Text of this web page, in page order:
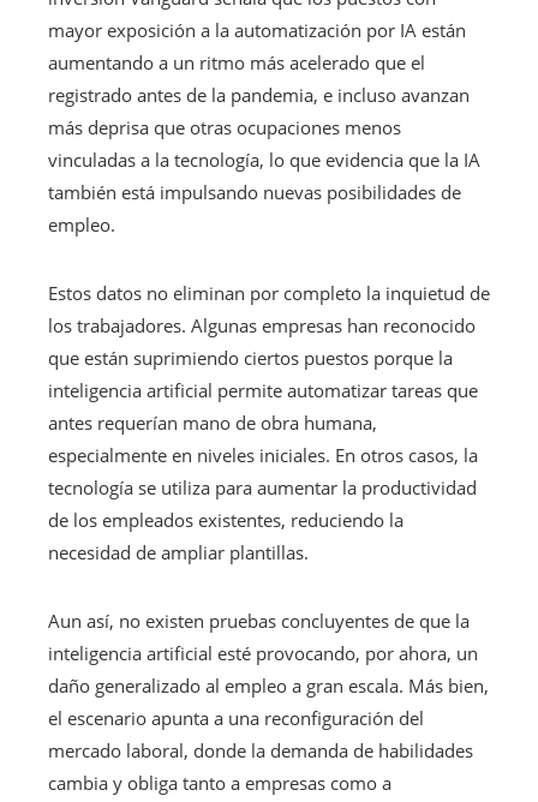
mayor exposición a la automatización por IA están
aumentando a un ritmo más acelerado que el
registrado antes de la pandemia, e incluso avanzan
más deprisa que otras ocupaciones menos
vinculadas a la tecnología, lo que evidencia que la IA
también está impulsando nuevas posibilidades de
empleo.
Estos datos no eliminan por completo la inquietud de
los trabajadores. Algunas empresas han reconocido
que están suprimiendo ciertos puestos porque la
inteligencia artificial permite automatizar tareas que
antes requerían mano de obra humana,
especialmente en niveles iniciales. En otros casos, la
tecnología se utiliza para aumentar la productividad
de los empleados existentes, reduciendo la
necesidad de ampliar plantillas.
Aun así, no existen pruebas concluyentes de que la
inteligencia artificial esté provocando, por ahora, un
daño generalizado al empleo a gran escala. Más bien,
el escenario apunta a una reconfiguración del
mercado laboral, donde la demanda de habilidades
cambia y obliga tanto a empresas como a